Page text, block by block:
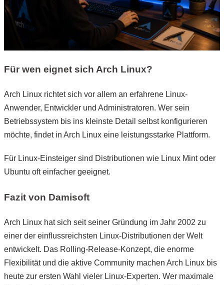
Für wen eignet sich Arch Linux?
Arch Linux richtet sich vor allem an erfahrene Linux-
Anwender, Entwickler und Administratoren. Wer sein
Betriebssystem bis ins kleinste Detail selbst konfigurieren
möchte, findet in Arch Linux eine leistungsstarke Plattform.
Für Linux-Einsteiger sind Distributionen wie Linux Mint oder
Ubuntu oft einfacher geeignet.
Fazit von Damisoft
Arch Linux hat sich seit seiner Gründung im Jahr 2002 zu
einer der einflussreichsten Linux-Distributionen der Welt
entwickelt. Das Rolling-Release-Konzept, die enorme
Flexibilität und die aktive Community machen Arch Linux bis
heute zur ersten Wahl vieler Linux-Experten. Wer maximale